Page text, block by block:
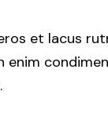
et lacus
enim